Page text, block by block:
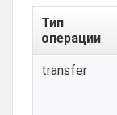
Тип
операции
transfer